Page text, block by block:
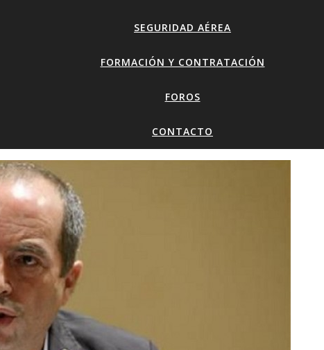
SEGURIDAD AÉREA
FORMACIÓN Y CONTRATACIÓN
FOROS
CONTACTO